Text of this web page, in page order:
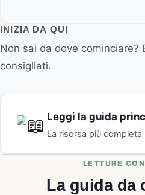
INIZIA DA QUI
Non sai da dove cominciare?
consigliati.
Leggi la guida
La risorsa più
La guida da